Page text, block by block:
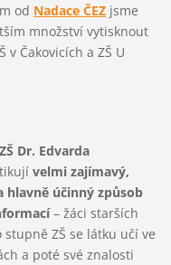
od Nadace ČEZjsme
množství vytisknout
Čakovicích a ZŠ U
ZŠ Dr. Edvarda
velmi zajímavý,
hlavně účinný způsob
– žáci starších
ZŠ se látku učí ve
a poté své znalosti